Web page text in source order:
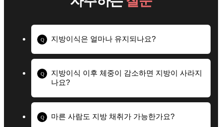
Q 지방이식은 얼마나 유지되나요?
Q
지방이식 이후 체중이 감소하면 지방이 사라지
나요?
Q 마른 사람도 지방 채취가 가능한가요?